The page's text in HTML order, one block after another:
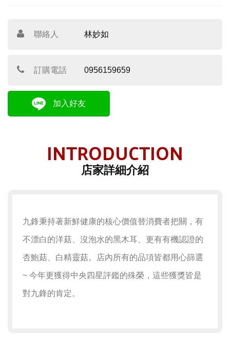
聯絡人 林妙如
訂購電話 0956159659
加入好友
INTRODUCTION
店家詳細介紹
九鋒秉持著新鮮健康的核心價值替消費者把關，有
不漂白的洋菇、沒泡水的黑木耳、更有有機認證的
杏鮑菇、白精靈菇。 店內所有的品項皆都用心篩選
~ 今年更獲得中央四星評鑑的殊榮，這些獲獎皆是
對九鋒的肯定。